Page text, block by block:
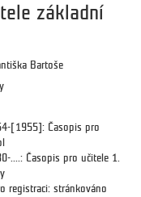
základní
Bartoše
[1955]: Časopis pro
....: Časopis pro učitele 1.
registraci: stránkováno